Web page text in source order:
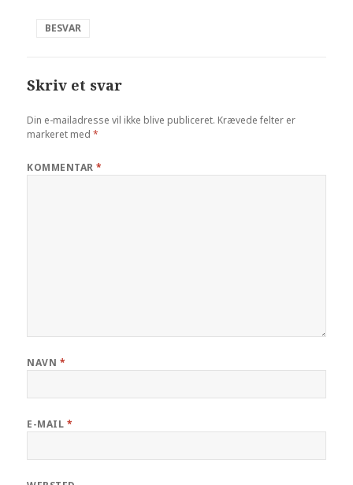
BESVAR
Skriv et svar
Din e-mailadresse vil ikke blive publiceret. Krævede felter er
markeret med*
KOMMENTAR*
NAVN *
E-MAIL *